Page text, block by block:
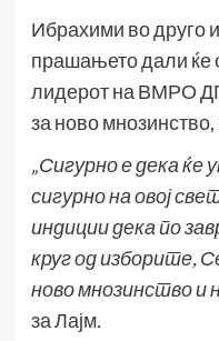
Ибрахими во друго
прашањето дали ќе
лидерот на ВМРО
за ново
„Сигурно е дека ќе
сигурно на овој
индиции дека по
круг од изборите,
ново мнозинство и
за Лајм.